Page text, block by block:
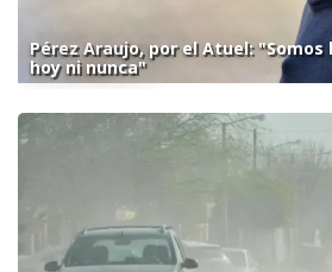
Pérez Araujo, por el Atuel: "Somos
hoy ni nunca"